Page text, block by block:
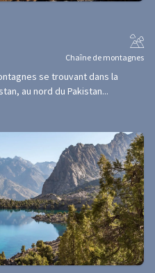
Chaîne de montagnes
se trouvant dans la
au nord du Pakistan...